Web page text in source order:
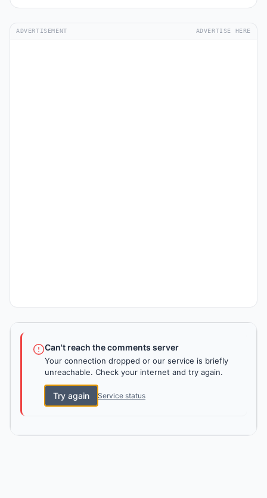
ADVERTISEMENT ADVERTISE HERE
Can't reach the comments server
Your connection dropped or our service is briefly
unreachable. Check your internet and try again.
Try again Service status